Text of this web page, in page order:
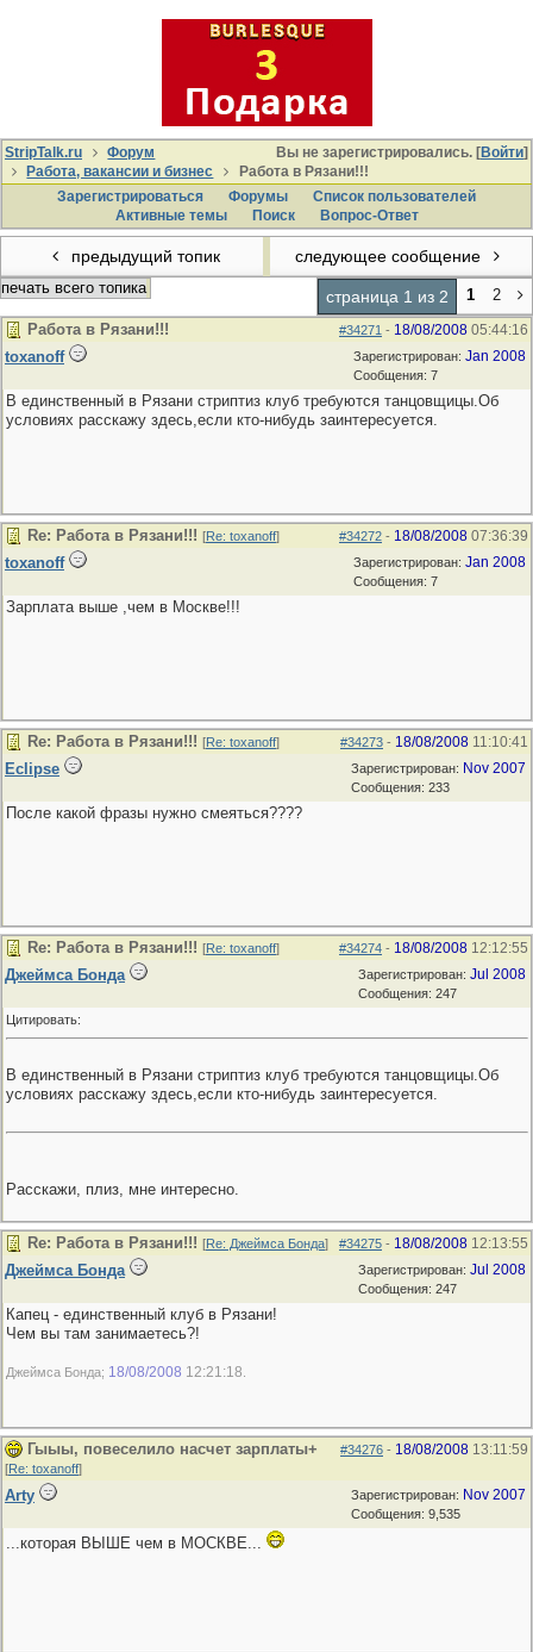
Вы не зарегистрировались. [Войти]
StripTalk.ru
Форум
Работа, вакансии и бизнес
Работа в Рязани!!!
Зарегистрироваться
Форумы
Список пользователей
Активные темы
Поиcк Вопрос-Ответ
предыдущий топик следующее сообщение
печать всего топика страница 1 из 2 1 2
#34271 - 18/08/2008 05:44:16
Работа в Рязани!!!
Зарегистрирован: Jan 2008
Сообщения: 7
toxanoff
В единственный в Рязани стриптиз клуб требуются танцовщицы.Об
условиях расскажу здесь,если кто-нибудь заинтересуется.
#34272 - 18/08/2008 07:36:39
Re: Работа в Рязани!!! [Re: toxanoff]
Зарегистрирован: Jan 2008
Сообщения: 7
toxanoff
Зарплата выше ,чем в Москве!!!
#34273 - 18/08/2008 11:10:41
Re: Работа в Рязани!!! [Re: toxanoff]
Зарегистрирован: Nov 2007
Сообщения: 233
Eclipse
После какой фразы нужно смеяться????
#34274 - 18/08/2008 12:12:55
Re: Работа в Рязани!!! [Re: toxanoff]
Зарегистрирован: Jul 2008
Сообщения: 247
Джеймса Бонда
Цитировать:
В единственный в Рязани стриптиз клуб требуются танцовщицы.Об
условиях расскажу здесь,если кто-нибудь заинтересуется.
Расскажи, плиз, мне интересно.
#34275 - 18/08/2008 12:13:55
Re: Работа в Рязани!!! [Re: Джеймса Бонда]
Зарегистрирован: Jul 2008
Сообщения: 247
Джеймса Бонда
Капец - единственный клуб в Рязани!
Чем вы там занимаетесь?!
Джеймса Бонда; 18/08/2008 12:21:18
#34276 - 18/08/2008 13:11:59
Гыыы, повеселило насчет зарплаты+
[Re: toxanoff]
Зарегистрирован: Nov 2007
Сообщения: 9,535
Arty
...которая ВЫШЕ чем в МОСКВЕ...